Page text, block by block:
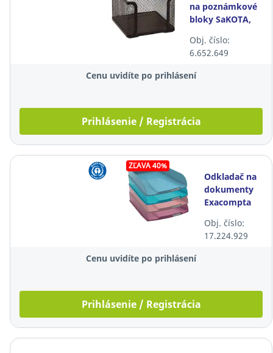
na poznámkové
bloky SaKOTA,
Obj. číslo:
6.652.649
Cenu uvidíte po prihlásení
Prihlásenie / Registrácia
ZĽAVA 40%
Odkladač na
dokumenty
Exacompta
Scandi A4+,
tmavé
Obj. číslo:
17.224.929
Cenu uvidíte po prihlásení
Prihlásenie / Registrácia